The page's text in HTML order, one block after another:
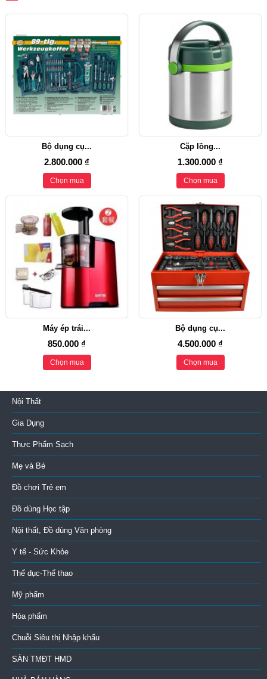
Bộ dụng cụ...
2.800.000 ₫
Chọn mua
Cặp lồng...
1.300.000 ₫
Chọn mua
Máy ép trái...
850.000 ₫
Chọn mua
Bộ dụng cụ...
4.500.000 ₫
Chọn mua
Nội Thất
Gia Dụng
Thực Phẩm Sạch
Mẹ và Bé
Đồ chơi Trẻ em
Đồ dùng Học tập
Nội thất, Đồ dùng Văn phòng
Y tế - Sức Khỏe
Thể dục-Thể thao
Mỹ phẩm
Hóa phẩm
Chuỗi Siêu thị Nhập khẩu
SÀN TMĐT HMD